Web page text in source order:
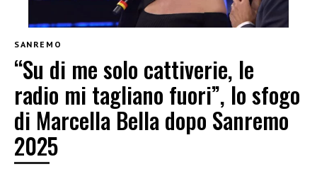
SANREMO
“Su di me solo cattiverie, le
radio mi tagliano fuori”, lo sfogo
di Marcella Bella dopo Sanremo
2025